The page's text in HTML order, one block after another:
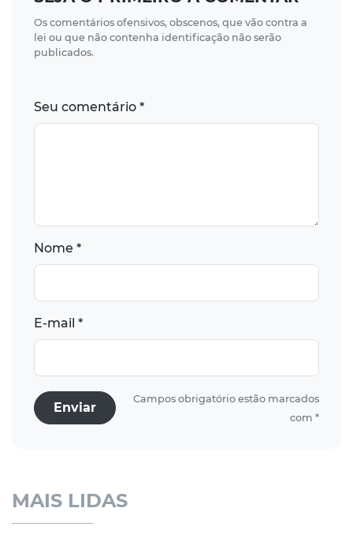
Os comentários ofensivos, obscenos, que vão contra a
lei ou que não contenha identificação não serão
publicados.
Seu comentário *
Nome *
E-mail *
Enviar
Campos obrigatório estão marcados
com *
MAIS LIDAS